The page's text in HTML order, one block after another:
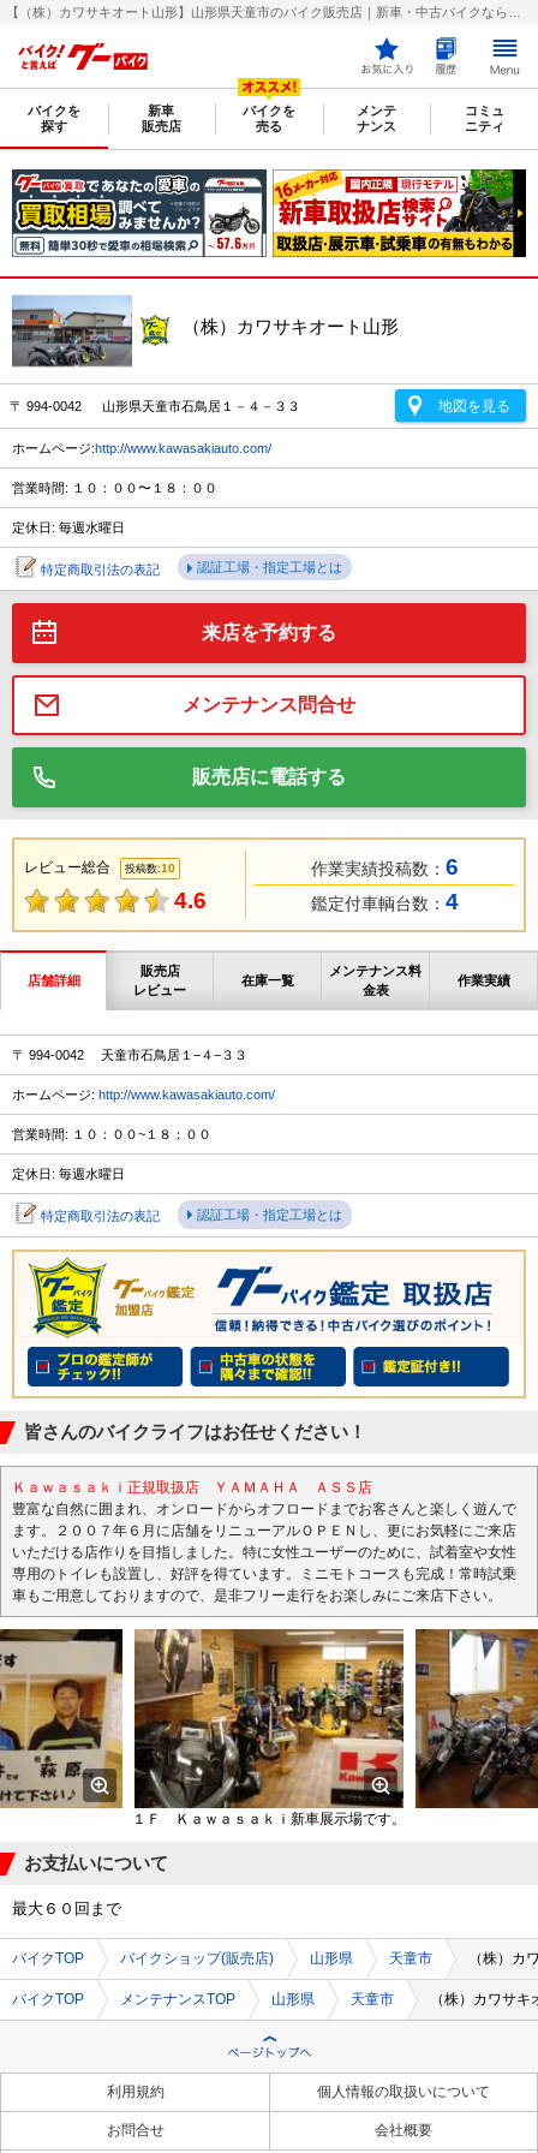
バイクを
探す
新車
販売店
バイクを
売る
メンテ
ナンス
コミュ
ニティ
（株）カワサキオート山形
〒 994-0042 山形県天童市石鳥居１－４－３３ 地図を見る
ホームページ:http://www.kawasakiauto.com/
営業時間: １０：００〜１８：００
定休日: 毎週水曜日
特定商取引法の表記 認証工場・指定工場とは
来店を予約する
メンテナンス問合せ
販売店に電話する
レビュー総合 投稿数:10
4.6
作業実績投稿数： 6
鑑定付車輌台数： 4
店舗詳細
販売店
レビュー
在庫一覧
メンテナンス料
金表
作業実績
〒 994-0042 天童市石鳥居１−４−３３
ホームページ: http://www.kawasakiauto.com/
営業時間: １０：００~１８：００
定休日: 毎週水曜日
特定商取引法の表記 認証工場・指定工場とは
皆さんのバイクライフはお任せください！
Ｋａｗａｓａｋｉ正規取扱店 ＹＡＭＡＨＡ ＡＳＳ店
豊富な自然に囲まれ、オンロードからオフロードまでお客さんと楽しく遊んで
ます。２００７年６月に店舗をリニューアルＯＰＥＮし、更にお気軽にご来店
いただける店作りを目指しました。特に女性ユーザーのために、試着室や女性
専用のトイレも設置し、好評を得ています。ミニモトコースも完成！常時試乗
車もご用意しておりますので、是非フリー走行をお楽しみにご来店下さい。
１Ｆ Ｋａｗａｓａｋｉ新車展示場です。
お支払いについて
最大６０回まで
バイクTOP バイクショップ(販売店) 山形県 天童市 （株）カ
バイクTOP メンテナンスTOP 山形県 天童市 （株）カワサ
利用規約 個人情報の取扱いについて
お問合せ 会社概要